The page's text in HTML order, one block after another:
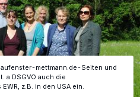
so relevant für Sie. Sie können
um Ihre Einstellungen zu
indem Sie auf den Link
Rand der Webseite klicken.
unseres Website. Weitere
Datenschutzerklärung.
mettmann.de-Seiten und
a DSGVO auch die
z.B. in den USA ein.